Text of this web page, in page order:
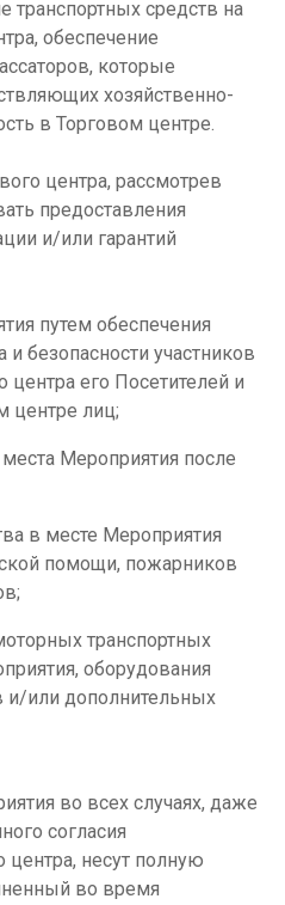
транспортных средств на
обеспечение
которые
хозяйственно-
в Торговом центре.
центра, рассмотрев
предоставления
и/или гарантий
путем обеспечения
безопасности участников
центра его Посетителей и
центре лиц;
Мероприятия после
в месте Мероприятия
помощи, пожарников
транспортных
оборудования
или дополнительных
во всех случаях, даже
согласия
центра, несут полную
во время